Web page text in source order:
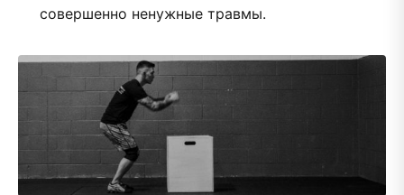
совершенно ненужные травмы.